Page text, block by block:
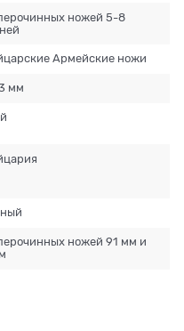
ножей 5-8
Армейские ножи
мм
ножей 91 мм и